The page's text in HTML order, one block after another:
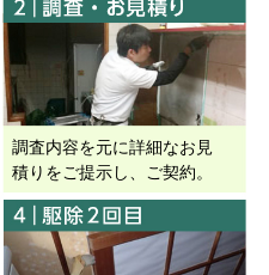
調査内容を元に詳細なお見
積りをご提示し、ご契約。